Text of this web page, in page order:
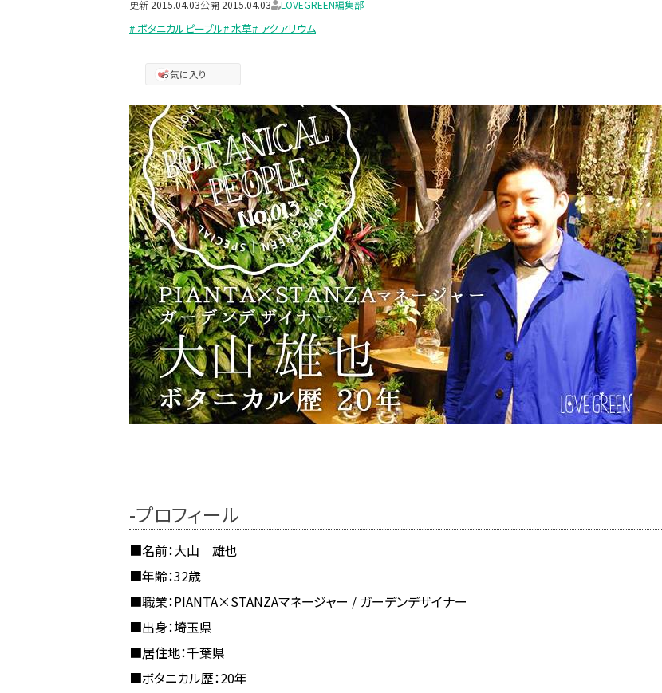
更新 2015.04.03公開 2015.04.03 LOVEGREEN編集部
# ボタニカルピープル# 水草# アクアリウム
お気に入り
-プロフィール
■名前：大山 雄也
■年齢：32歳
■職業：PIANTA×STANZAマネージャー / ガーデンデザイナー
■出身：埼玉県
■居住地：千葉県
■ボタニカル歴：20年